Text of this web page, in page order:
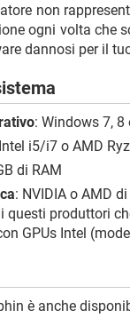
non
ogni volta che
dannosi per il
: Windows 7,
i5/i7 o AMD
di RAM
: NVIDIA o AMD
questi produttori
GPUs Intel
è anche